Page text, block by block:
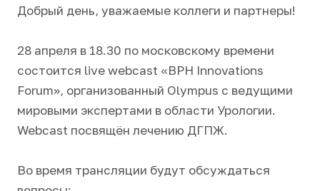
Добрый день, уважаемые коллеги и партнеры!
28 апреля в 18.30 по московскому времени
состоится live webcast «BPH Innovations
Forum», организованный Olympus с ведущими
мировыми экспертами в области Урологии.
Webcast посвящён лечению ДГПЖ.
Во время трансляции будут обсуждаться